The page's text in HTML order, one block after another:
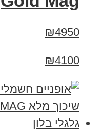
₪4950
₪4100